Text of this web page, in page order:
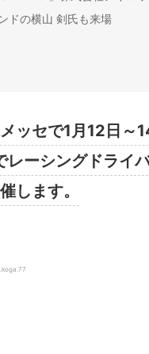
ドの横山 剣氏も来場
ッセで1月12日～
ーシングドライ
します。